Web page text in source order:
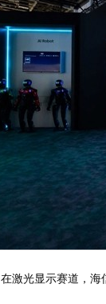
在激光显示赛道，海